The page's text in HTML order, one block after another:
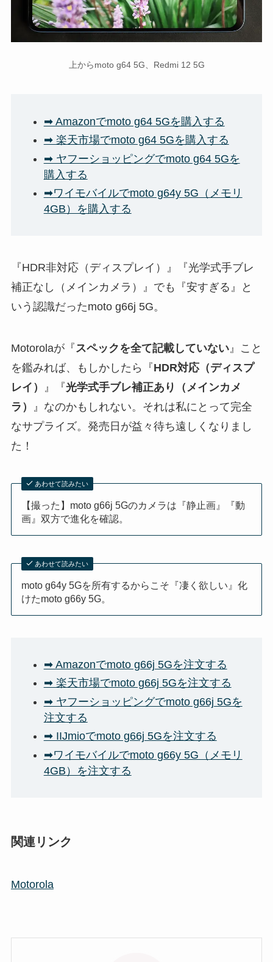
上からmoto g64 5G、Redmi 12 5G
➡ Amazonでmoto g64 5Gを購入する
➡ 楽天市場でmoto g64 5Gを購入する
➡ ヤフーショッピングでmoto g64 5Gを
購入する
➡ワイモバイルでmoto g64y 5G（メモリ
4GB）を購入する
『HDR非対応（ディスプレイ）』『光学式手ブレ
補正なし（メインカメラ）』でも『安すぎる』と
いう認識だったmoto g66j 5G。
Motorolaが『スペックを全て記載していない』こと
を鑑みれば、もしかしたら『HDR対応（ディスプ
レイ）
』『光学式手ブレ補正あり（メインカメ
ラ）
』なのかもしれない。それは私にとって完全
なサプライズ。発売日が益々待ち遠しくなりまし
た！
あわせて読みたい
【撮った】moto g66j 5Gのカメラは『静止画』『動
画』双方で進化を確認。
あわせて読みたい
moto g64y 5Gを所有するからこそ『凄く欲しい』化
けたmoto g66y 5G。
➡ Amazonでmoto g66j 5Gを注文する
➡ 楽天市場でmoto g66j 5Gを注文する
➡ ヤフーショッピングでmoto g66j 5Gを
注文する
➡ IIJmioでmoto g66j 5Gを注文する
➡ワイモバイルでmoto g66y 5G（メモリ
4GB）を注文する
関連リンク
Motorola